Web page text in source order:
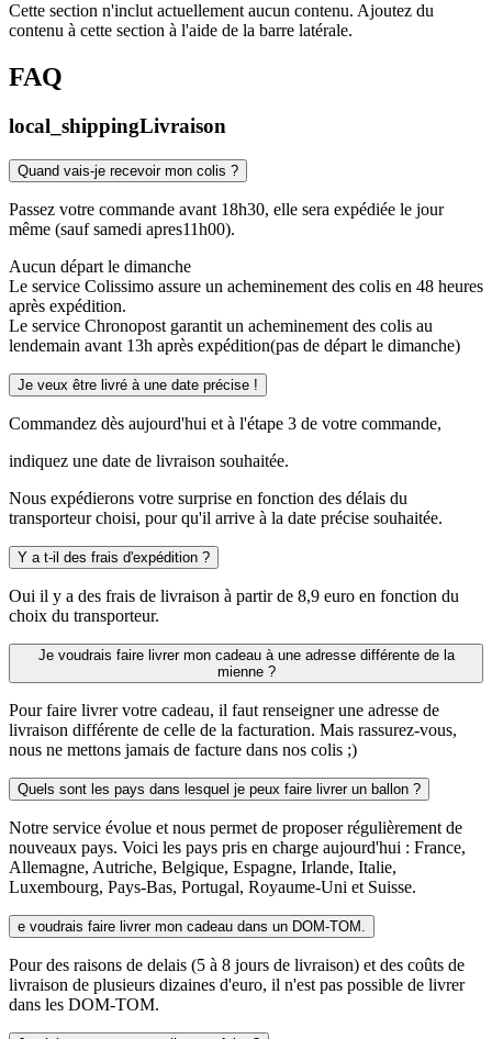
Cette section n'inclut actuellement aucun contenu. Ajoutez du
contenu à cette section à l'aide de la barre latérale.
FAQ
local_shippingLivraison
Quand vais-je recevoir mon colis ?
Passez votre commande avant 18h30, elle sera expédiée le jour
même (sauf samedi apres11h00).
Aucun départ le dimanche
Le service Colissimo assure un acheminement des colis en 48 heures
après expédition.
Le service Chronopost garantit un acheminement des colis au
lendemain avant 13h après expédition(pas de départ le dimanche)
Je veux être livré à une date précise !
Commandez dès aujourd'hui et à l'étape 3 de votre commande,
indiquez une date de livraison souhaitée.
Nous expédierons votre surprise en fonction des délais du
transporteur choisi, pour qu'il arrive à la date précise souhaitée.
Y a t-il des frais d'expédition ?
Oui il y a des frais de livraison à partir de 8,9 euro en fonction du
choix du transporteur.
Je voudrais faire livrer mon cadeau à une adresse différente de la
mienne ?
Pour faire livrer votre cadeau, il faut renseigner une adresse de
livraison différente de celle de la facturation. Mais rassurez-vous,
nous ne mettons jamais de facture dans nos colis ;)
Quels sont les pays dans lesquel je peux faire livrer un ballon ?
Notre service évolue et nous permet de proposer régulièrement de
nouveaux pays. Voici les pays pris en charge aujourd'hui : France,
Allemagne, Autriche, Belgique, Espagne, Irlande, Italie,
Luxembourg, Pays-Bas, Portugal, Royaume-Uni et Suisse.
e voudrais faire livrer mon cadeau dans un DOM-TOM.
Pour des raisons de delais (5 à 8 jours de livraison) et des coûts de
livraison de plusieurs dizaines d'euro, il n'est pas possible de livrer
dans les DOM-TOM.